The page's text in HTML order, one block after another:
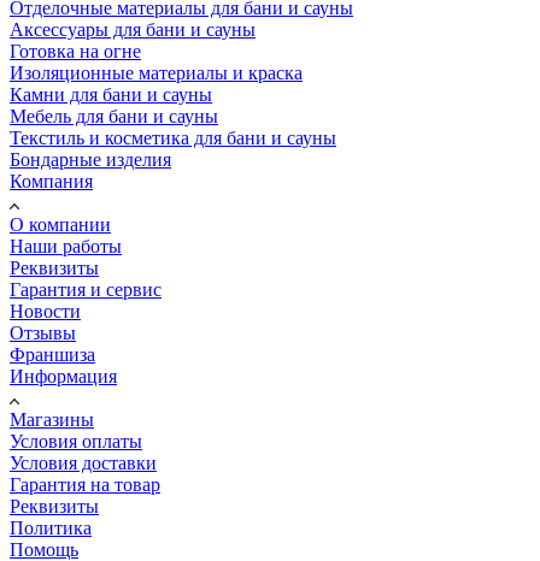
Отделочные материалы для бани и сауны
Аксессуары для бани и сауны
Готовка на огне
Изоляционные материалы и краска
Камни для бани и сауны
Мебель для бани и сауны
Текстиль и косметика для бани и сауны
Бондарные изделия
Компания
О компании
Наши работы
Реквизиты
Гарантия и сервис
Новости
Отзывы
Франшиза
Информация
Магазины
Условия оплаты
Условия доставки
Гарантия на товар
Реквизиты
Политика
Помощь